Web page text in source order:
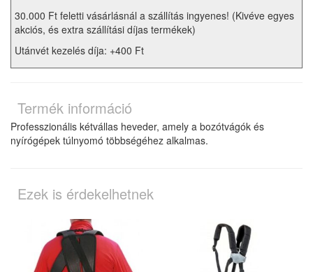
30.000 Ft feletti vásárlásnál a szállítás ingyenes! (Kivéve egyes
akciós, és extra szállítási díjas termékek)
Utánvét kezelés díja: +400 Ft
Termék információ
Professzionális kétvállas heveder, amely a bozótvágók és
nyírógépek túlnyomó többségéhez alkalmas.
Ezek is érdekelhetnek